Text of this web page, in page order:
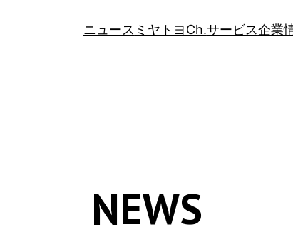
ニュース ミヤトヨCh.サービス企業
NEWS